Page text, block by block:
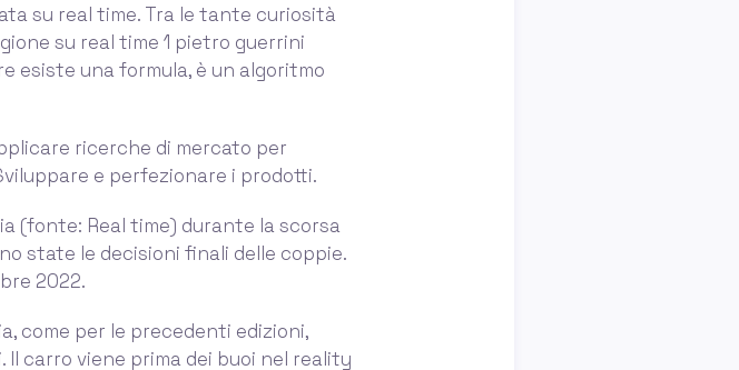
su real time. Tra le tante curiosità
su real time 1 pietro guerrini
esiste una formula, è un algoritmo
ricerche di mercato per
e perfezionare i prodotti.
(fonte: Real time) durante la scorsa
state le decisioni finali delle coppie.
2022.
come per le precedenti edizioni,
carro viene prima dei buoi nel reality